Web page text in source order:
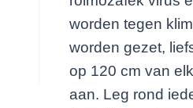
worden tegen
worden gezet,
op 120 cm van
aan. Leg rond